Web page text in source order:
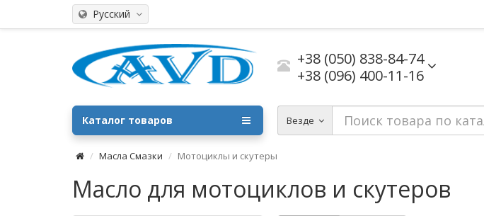
Русский
+38 (050) 838-84-74
+38 (096) 400-11-16
Везде
Каталог товаров
Масла Смазки Мотоциклы и скутеры
Масло для мотоциклов и скутеров